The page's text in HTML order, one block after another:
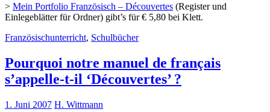
> Mein Portfolio Französisch – Découvertes (Register und
Einlegeblätter für Ordner) gibt’s für € 5,80 bei Klett.
Französischunterricht, Schulbücher
Pourquoi notre manuel de français
s’appelle-t-il ‘Découvertes’ ?
1. Juni 2007 H. Wittmann